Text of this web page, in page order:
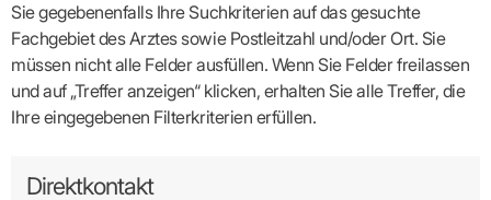
Sie gegebenenfalls Ihre Suchkriterien auf das gesuchte
Fachgebiet des Arztes sowie Postleitzahl und/oder Ort. Sie
müssen nicht alle Felder ausfüllen. Wenn Sie Felder freilassen
und auf „Treffer anzeigen“ klicken, erhalten Sie alle Treffer, die
Ihre eingegebenen Filterkriterien erfüllen.
Direktkontakt